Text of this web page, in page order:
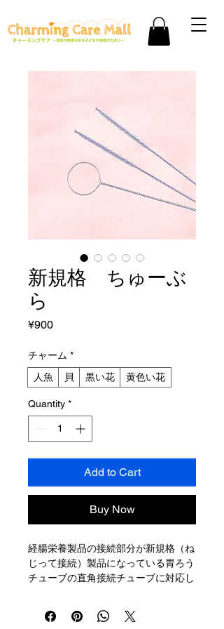
新規格 ちゅーぶ
ら
¥900Price
チャーム *
人魚
貝 黒い花 黄色い花
Quantity *
Add to Cart
Buy Now
経腸栄養製品の接続部分が新規格（ね
じって接続）製品になっている胃ろう
チューブの直角接続チューブに対応し
わかりやすく区別できます よりスム